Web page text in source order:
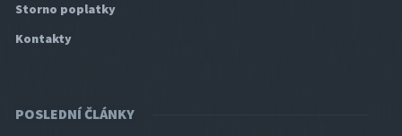
Storno poplatky
Kontakty
POSLEDNÍ ČLÁNKY